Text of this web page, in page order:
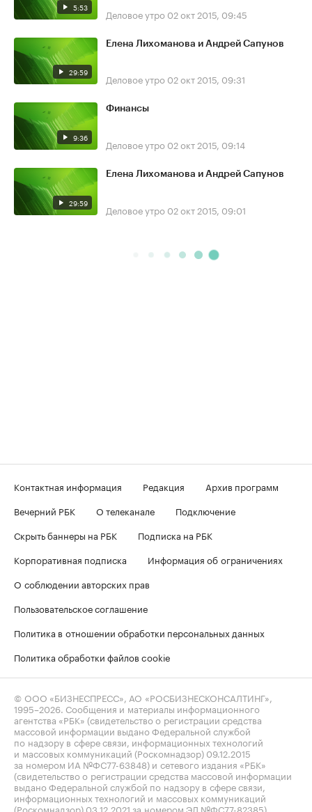
5:53 Деловое утро 02 окт 2015, 09:45
29:59
Елена Лихоманова и Андрей Сапунов
Деловое утро 02 окт 2015, 09:31
9:36
Финансы
Деловое утро 02 окт 2015, 09:14
29:59
Елена Лихоманова и Андрей Сапунов
Деловое утро 02 окт 2015, 09:01
Контактная информация Редакция
Архив программ
Вечерний РБК
О телеканале
Подключение
Скрыть баннеры на РБК
Подписка на РБК
Корпоративная подписка
Информация об ограничениях
О соблюдении авторских прав
Пользовательское соглашение
Политика в отношении обработки персональных данных
Политика обработки файлов cookie
© ООО «БИЗНЕСПРЕСС», АО «РОСБИЗНЕСКОНСАЛТИНГ»,
1995–2026 . Сообщения и материалы информационного
агентства «РБК» (свидетельство о регистрации средства
массовой информации выдано Федеральной службой
по надзору в сфере связи, информационных технологий
и массовых коммуникаций (Роскомнадзор) 09.12.2015
за номером ИА №ФС77-63848) и сетевого издания «РБК»
(свидетельство о регистрации средства массовой информации
выдано Федеральной службой по надзору в сфере связи,
информационных технологий и массовых коммуникаций
(Роскомнадзор) 03.12.2021 за номером ЭЛ №ФС77-82385)